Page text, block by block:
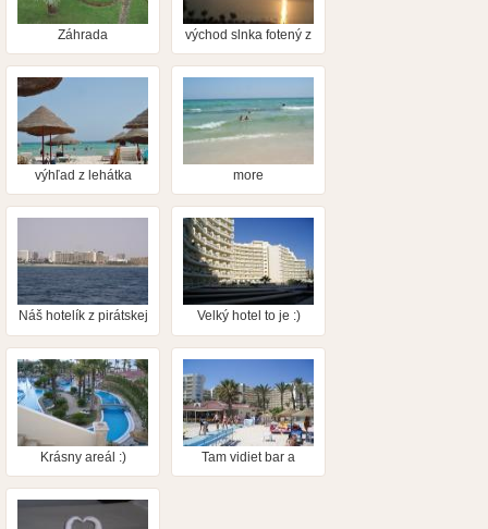
Záhrada
východ slnka fotený z
výhľad z lehátka more
Náš hotelík z pirátskej
Velký hotel to je :)
Krásny areál :)
Tam vidiet bar a
kúsok z pláže a kúsok